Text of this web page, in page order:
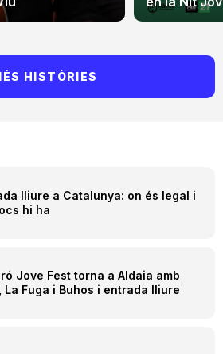
lliure a Catalunya: on és legal i
hi ha
Jove Fest torna a Aldaia amb
La Fuga i Buhos i entrada lliure
HISTÒRIES